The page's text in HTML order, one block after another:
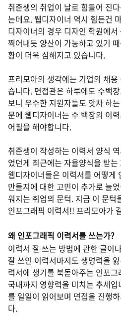
취준생의 취업이 날로 힘들어 진
는데요. 웹디자이너 역시 힘든건
디자이너의 경우 디자인 학원에
찍어내듯 양산이 가능하고 있기
황이 더욱 심해지고 있습니다.
프리모아의 생각에는 기업의 채
습니다. 면접관은 하루에도 수백
보니 우수한 지원자들도 앗차 하
문에 웹디자이너는 수 백장의 이
어필을 해야합니다.
취준생이 작성하는 이력서 양식
었던게 최근에는 자율양식을 받
웹디자이너들은 이력서를 어떻게
만들지에 대한 고민이 추가로 늘
워지는 취업의 문턱. 지금 이 문턱
인포그래픽 이력서!! 프리모아가
왜 인포그래픽 이력서를 쓰는가?
이력서 잘 쓰는 방법에 관한 글이
잘 쓰인 이력서마저도 생명력을
력서에 생기를 북돋아주는 인포
국내까지 영향력을 미치는 추세
를 일일이 읽어보며 면접을 진행
다.